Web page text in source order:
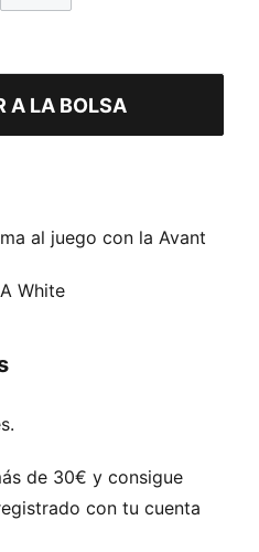
A LA BOLSA
al juego con la Avant
tecnología ArmoYarns
un mejor ajuste en el
está revestido de piel
de 11 tacos
libera la
al terreno de
con ajuste estándar
para mayor
White
de 30€ y consigue
con tu cuenta